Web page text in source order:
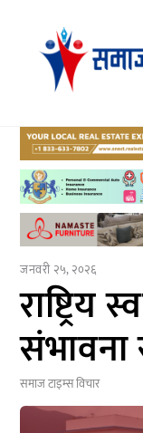
content
जनवरी २५, २०२६
राष्ट्रिय
संभावना
समाज टाइम्सविचार